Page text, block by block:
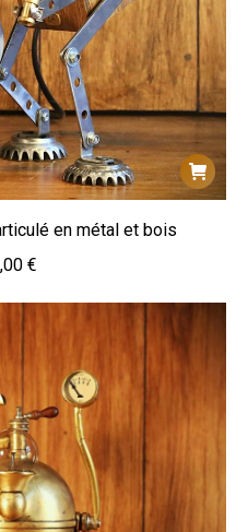
en métal et bois
€